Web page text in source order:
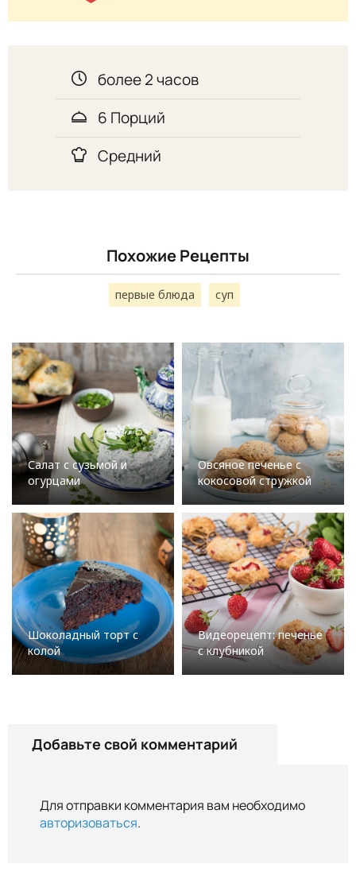
более 2 часов
6 Порций
Средний
Похожие Рецепты
первые блюда суп
Салат с сузьмой и
огурцами
Овсяное печенье с
кокосовой стружкой
Шоколадный торт с
колой
Видеорецепт: печенье
с клубникой
Добавьте свой комментарий
Для отправки комментария вам необходимо
авторизоваться.